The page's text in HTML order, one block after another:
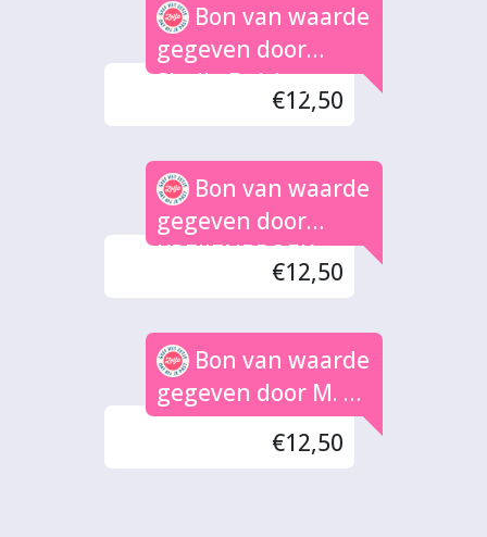
Bon van waarde
gegeven door
Sheila Buiting
€12,50
Bon van waarde
gegeven door
KREIJENBROEK
€12,50
Bon van waarde
gegeven door M. de
Groot
€12,50